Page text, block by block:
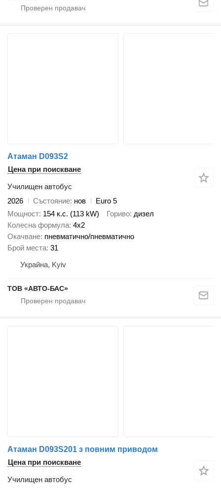
Атаман D093S2
Цена при поискване
Училищен автобус
2026
Състояние нов
Euro 5
Мощност 154 к.с. (113 kW) Гориво дизел
Колесна формула 4x2
Окачване пневматично/пневматично
Брой места 31
Украйна, Kyiv
ТОВ «АВТО-БАС»
Атаман D093S201 з повним приводом
Цена при поискване
Училищен автобус